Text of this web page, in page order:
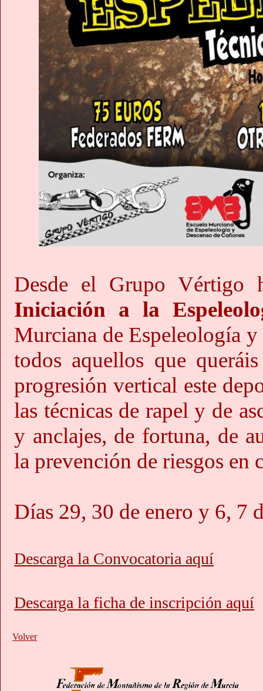
Desde el Grupo Vértigo
Iniciación a la
Murciana de Espeleología y
todos aquellos que
progresión vertical este
las técnicas de rapel y de
y anclajes, de fortuna, de
la prevención de riesgos en
Días 29, 30 de enero y 6, 7
Descarga la Convocatoria aquí
Descarga la ficha de inscripción aquí
Volver